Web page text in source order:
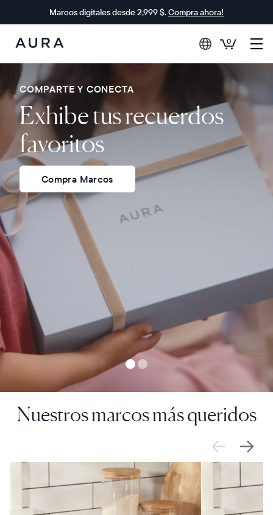
Marcos digitales desde 2,999 $.Compra ahora!
Aura
Frames
0
COMPARTE Y CONECTA
Exhibe tus recuerdos
favoritos
Compra Marcos
Nuestros marcos más queridos